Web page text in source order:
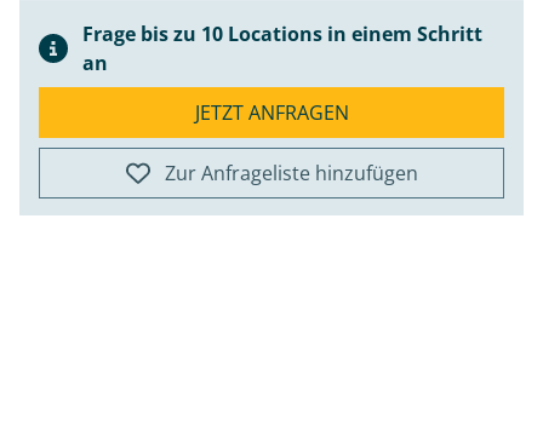
Frage bis zu 10 Locations in einem Schritt
an
JETZT ANFRAGEN
Zur Anfrageliste hinzufügen